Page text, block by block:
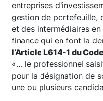
entreprises
gestion de portefeuille,
et des intermédiaires
finance qui en font la
l’Article L614-1 du
«… le professionnel
pour la désignation de
une ou plusieurs